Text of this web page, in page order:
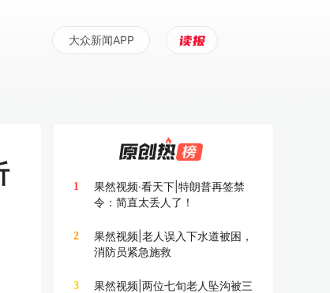
大众新闻APP
1
果然视频·看天下|特朗普再签禁
令：简直太丢人了！
2
果然视频|老人误入下水道被困，
消防员紧急施救
3
果然视频|两位七旬老人坠沟被三